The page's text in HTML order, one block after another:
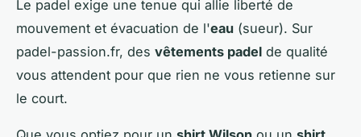
Le padel exige une tenue qui allie liberté de
mouvement et évacuation de l'eau (sueur). Sur
padel-passion.fr, des vêtements padel de qualité
vous attendent pour que rien ne vous retienne sur
le court.